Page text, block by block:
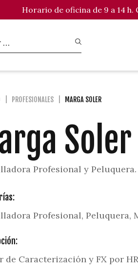
Horario de oficina de 9 a 14
PROFESIONALES MARGA SOLER
Soler
Profesional y
Profesional, Peluquera,
de Caracterización y FX por